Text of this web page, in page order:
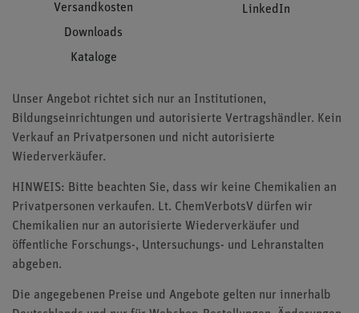
Versandkosten
Downloads
Kataloge
LinkedIn
Unser Angebot richtet sich nur an Institutionen,
Bildungseinrichtungen und autorisierte Vertragshändler. Kein
Verkauf an Privatpersonen und nicht autorisierte
Wiederverkäufer.
HINWEIS: Bitte beachten Sie, dass wir keine Chemikalien an
Privatpersonen verkaufen. Lt. ChemVerbotsV dürfen wir
Chemikalien nur an autorisierte Wiederverkäufer und
öffentliche Forschungs-, Untersuchungs- und Lehranstalten
abgeben.
Die angegebenen Preise und Angebote gelten nur innerhalb